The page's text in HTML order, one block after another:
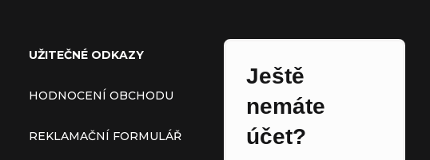
UŽITEČNÉ ODKAZY
HODNOCENÍ OBCHODU
REKLAMAČNÍ FORMULÁŘ
Ještě
nemáte
účet?